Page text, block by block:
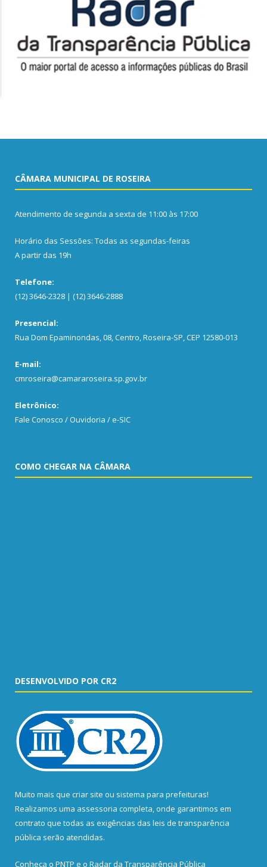
CÂMARA MUNICIPAL DE ROSEIRA
Atendimento de segunda a sexta de 11:00 às 17:00
Horário das Sessões: Todas as segundas-feiras
A partir das 19h
Telefone:
(12) 3646-2328 | (12) 3646-2888
Presencial:
Rua Dom Epaminondas, 08, Centro, Roseira-SP, CEP 12580-013
E-mail:
cmroseira@camararoseira.sp.gov.br
Eletrônico:
Fale Conosco / Ouvidoria / e-SIC
COMO CHEGAR NA CÂMARA
DESENVOLVIDO POR CR2
Muito mais que criar site ou sistema para prefeituras!
Realizamos uma assessoria completa, onde garantimos em
contrato que todas as exigências das leis de transparência
pública serão atendidas.
Conheça o PNTP e o Radar da Transparência Pública